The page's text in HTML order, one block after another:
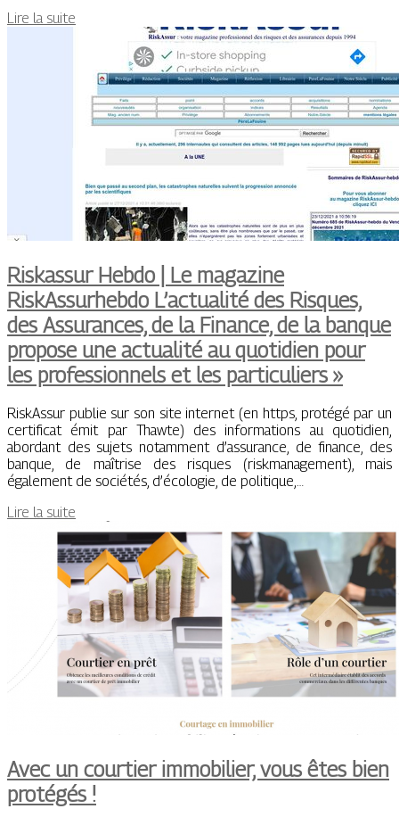
Lire la suite
Riskassur Hebdo | Le magazine
RiskAssurhebdo L’actualité des Risques,
des Assurances, de la Finance, de la banque
propose une actualité au quotidien pour
les profes­sion­nels et les par­ticu­liers »
RiskAssur publie sur son site internet (en https, protégé par un
certificat émit par Thawte) des informations au quotidien,
abordant des sujets notamment d’assurance, de finance, des
banque, de maîtrise des risques (riskmanagement), mais
également de sociétés, d’écologie, de politique,…
Lire la suite
Avec un courtier immobilier, vous êtes bien
protégés !